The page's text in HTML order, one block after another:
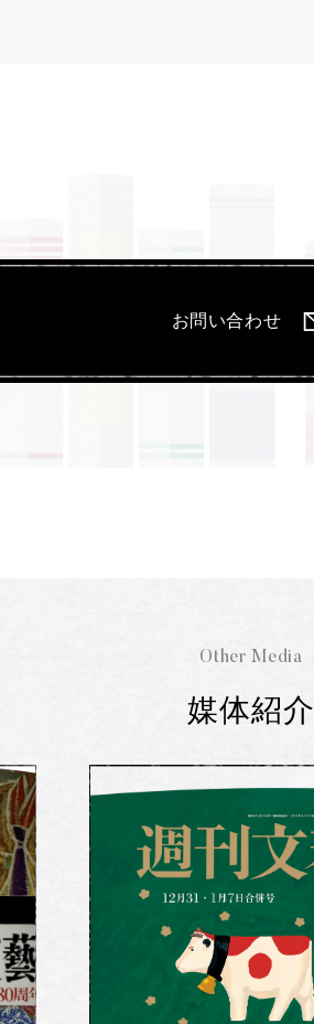
お問い合わせ
Other Media
媒体紹介